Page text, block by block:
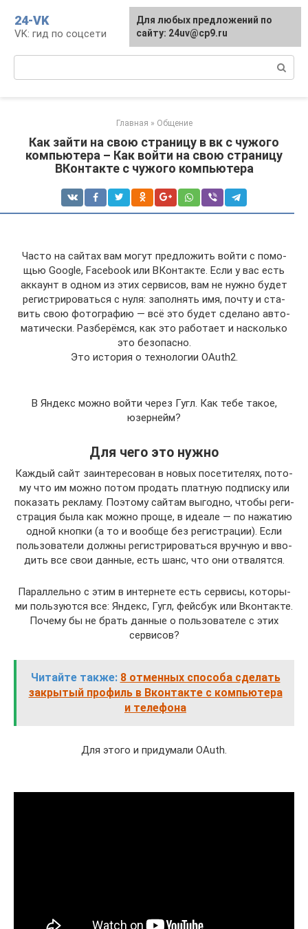
контенту
24-VK
VK: гид по соцсети
Главная » Общение
Как зайти на свою страницу в вк с чужого
компьютера – Как войти на свою страницу
ВКонтакте с чужого компьютера
Часто на сай­тах вам могут пред­ло­жить вой­ти с помо­
щью Google, Facebook или ВКон­так­те. Если у вас есть
акка­унт в одном из этих сер­ви­сов, вам не нуж­но будет
реги­стри­ро­вать­ся с нуля: запол­нять имя, почту и ста­
вить свою фото­гра­фию — всё это будет сде­ла­но авто­
ма­ти­че­ски. Раз­бе­рём­ся, как это рабо­та­ет и насколь­ко
это безопасно.
Это исто­рия о тех­но­ло­гии OAuth2.
В Яндекс мож­но вой­ти через Гугл. Как тебе такое,
юзернейм?
Для чего это нужно
Каж­дый сайт заин­те­ре­со­ван в новых посе­ти­те­лях, пото­
му что им мож­но потом про­дать плат­ную под­пис­ку или
пока­зать рекла­му. Поэто­му сай­там выгод­но, что­бы реги­
стра­ция была как мож­но про­ще, в иде­а­ле — по нажа­тию
одной кноп­ки (а то и вооб­ще без реги­стра­ции). Если
поль­зо­ва­те­ли долж­ны реги­стри­ро­вать­ся вруч­ную и вво­
дить все свои дан­ные, есть шанс, что они отвалятся.
Парал­лель­но с этим в интер­не­те есть сер­ви­сы, кото­ры­
ми поль­зу­ют­ся все: Яндекс, Гугл, фейс­бук или Вкон­так­те.
Поче­му бы не брать дан­ные о поль­зо­ва­те­ле с этих
сервисов?
Читайте также: 8 отменных способа сделать
закрытый профиль в Вконтакте с компьютера
и телефона
Для это­го и при­ду­ма­ли OAuth.
Для любых предложений по
сайту: 24uv@cp9.ru